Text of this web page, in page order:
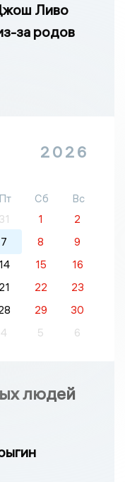
Ливо
за родов
2026
Пт Сб
Вс
31 1
2
7 8
9
14 15
16
21 22
23
29
30
4 5 6
людей